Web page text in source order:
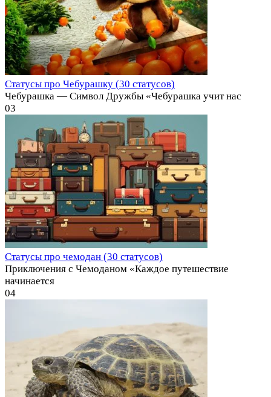
Статусы про Чебурашку (30 статусов)
Чебурашка — Символ Дружбы «Чебурашка учит нас
03
Статусы про чемодан (30 статусов)
Приключения с Чемоданом «Каждое путешествие
начинается
04